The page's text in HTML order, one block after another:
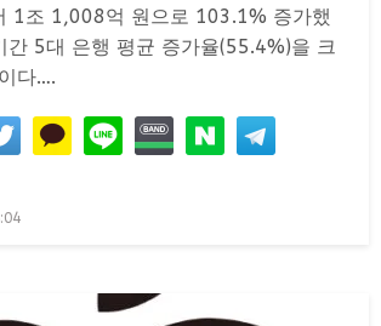
1조 1,008억 원으로 103.1% 증가했
간 5대 은행 평균 증가율(55.4%)을 크
다….